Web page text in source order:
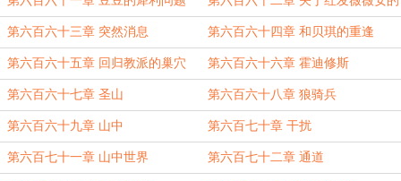
猜测
第六百六十三章 突然消息 第六百六十四章 和贝琪的重逢
第六百六十五章 回归教派的巢穴 第六百六十六章 霍迪修斯
第六百六十七章 圣山 第六百六十八章 狼骑兵
第六百六十九章 山中 第六百七十章 干扰
第六百七十一章 山中世界 第六百七十二章 通道